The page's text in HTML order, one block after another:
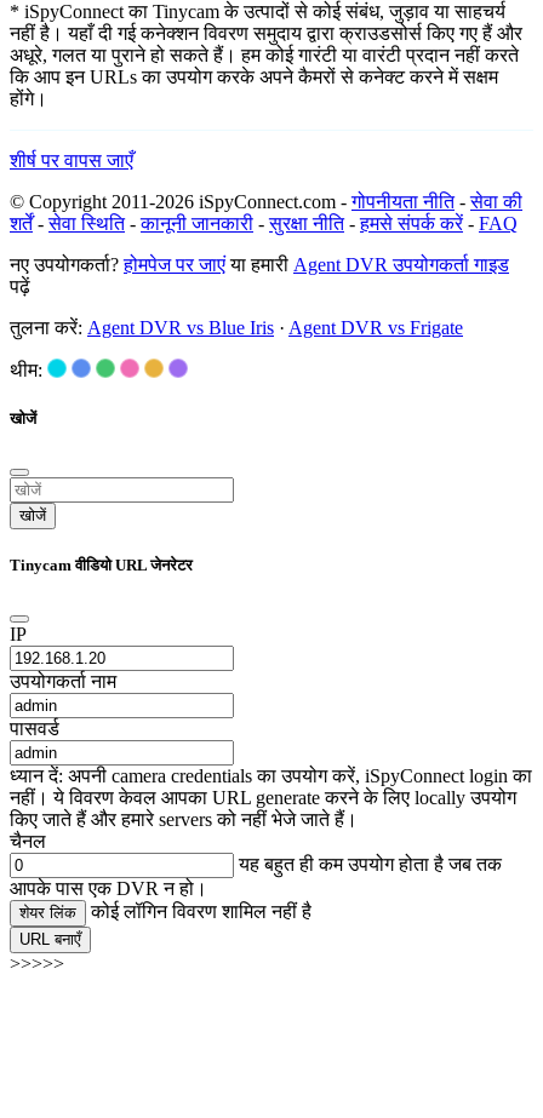
* iSpyConnect का Tinycam के उत्पादों से कोई संबंध, जुड़ाव या साहचर्य
नहीं है। यहाँ दी गई कनेक्शन विवरण समुदाय द्वारा क्राउडसोर्स किए गए हैं और
अधूरे, गलत या पुराने हो सकते हैं। हम कोई गारंटी या वारंटी प्रदान नहीं करते
कि आप इन URLs का उपयोग करके अपने कैमरों से कनेक्ट करने में सक्षम
होंगे।
शीर्ष पर वापस जाएँ
© Copyright 2011-2026 iSpyConnect.com -गोपनीयता नीति-सेवा की
शर्तें-सेवा स्थिति-कानूनी जानकारी -सुरक्षा नीति-हमसे संपर्क करें- FAQ
नए उपयोगकर्ता?होमपेज पर जाएंया हमारी Agent DVR उपयोगकर्ता गाइड
पढ़ें
तुलना करें: Agent DVR vs Blue Iris · Agent DVR vs Frigate
थीम:
खोजें
खोजें
Tinycam वीडियो URL जेनरेटर
IP
उपयोगकर्ता नाम
पासवर्ड
ध्यान दें: अपनी camera credentials का उपयोग करें, iSpyConnect login का
नहीं। ये विवरण केवल आपका URL generate करने के लिए locally उपयोग
किए जाते हैं और हमारे servers को नहीं भेजे जाते हैं।
चैनल
यह बहुत ही कम उपयोग होता है जब तक
आपके पास एक DVR न हो।
शेयर लिंक कोई लॉगिन विवरण शामिल नहीं है
URL बनाएँ
>>>>>